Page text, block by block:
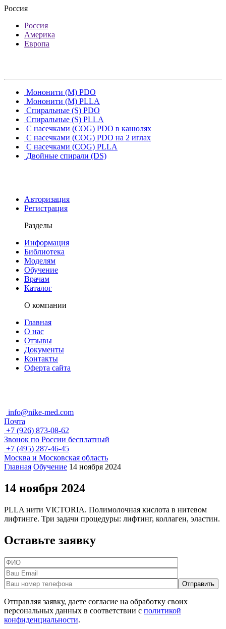
Россия
Россия
Америка
Европа
Мононити (M) PDO
Мононити (M) PLLA
Спиральные (S) PDO
Спиральные (S) PLLA
С насечками (COG) PDO в канюлях
С насечками (COG) PDO на 2 иглах
С насечками (COG) PLLA
Двойные спирали (DS)
Авторизация
Регистрация
Разделы
Информация
Библиотека
Моделям
Обучение
Врачам
Каталог
О компании
Главная
О нас
Отзывы
Документы
Контакты
Оферта сайта
info@nike-med.com
Почта
+7 (926) 873-08-62
Звонок по России бесплатный
+7 (495) 287-46-45
Москва и Московская область
Главная Обучение 14 ноября 2024
14 ноября 2024
PLLA нити VICTORIA. Полимолочная кислота в нитевом
лифтинге. Три задачи процедуры: лифтинг, коллаген, эластин.
Оставьте заявку
Отправляя заявку, даете согласие на обработку своих
персональных данных в соответствии с политикой
конфиденциальности.